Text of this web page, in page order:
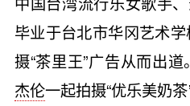
毕业于台北市华冈艺术
摄“茶里王”广告从而出
杰伦一起拍摄“优乐美奶